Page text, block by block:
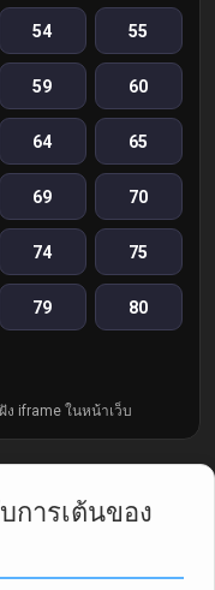
54 55
59 60
64 65
69 70
74 75
79 80
iframe ในหน้าเว็บ
การเต้นของ